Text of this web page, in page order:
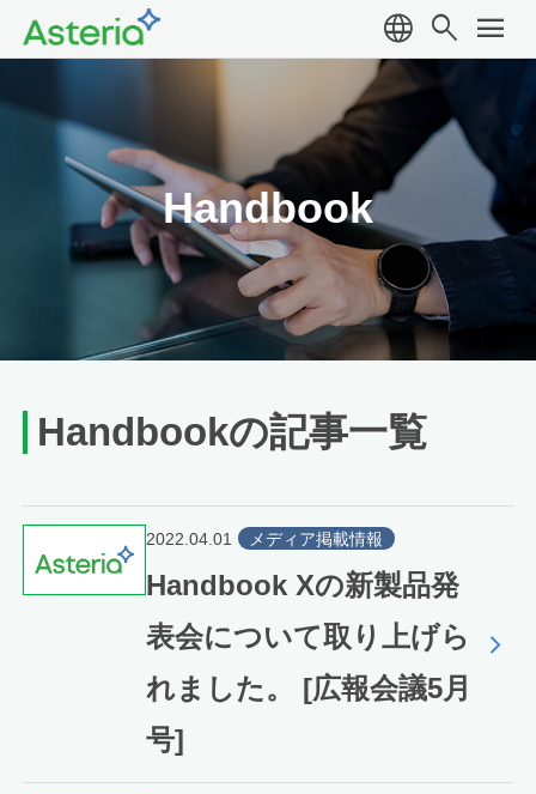
language search menu
Handbook
Handbookの記事一覧
2022.04.01 メディア掲載情報
Handbook Xの新製品発
表会について取り上げら
れました。 [広報会議5月
号]